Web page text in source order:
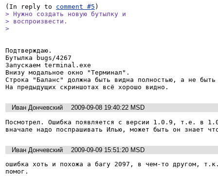
(In reply to comment #5
> Нужно создать новую бутылку и
> воспроизвести.
>
Подтверждаю.
Бутылка bugs/4267
Запускаем terminal.exe
Внизу модальное окно "Терминал".
Строка "Баланс" должна быть видна полностью, а не быть
На предыдущих скриншотах всё хорошо видно.
Иван Дончевский
2009-09-08 19:40:22 MSD
Посмотрел. Ошибка появляется с версии 1.0.9, т.е. в
вначале надо поспрашивать Илью, может быть он знает
Иван Дончевский
2009-09-09 15:51:20 MSD
ошибка хоть и похожа а багу 2097, в чем-то другом,
помог.